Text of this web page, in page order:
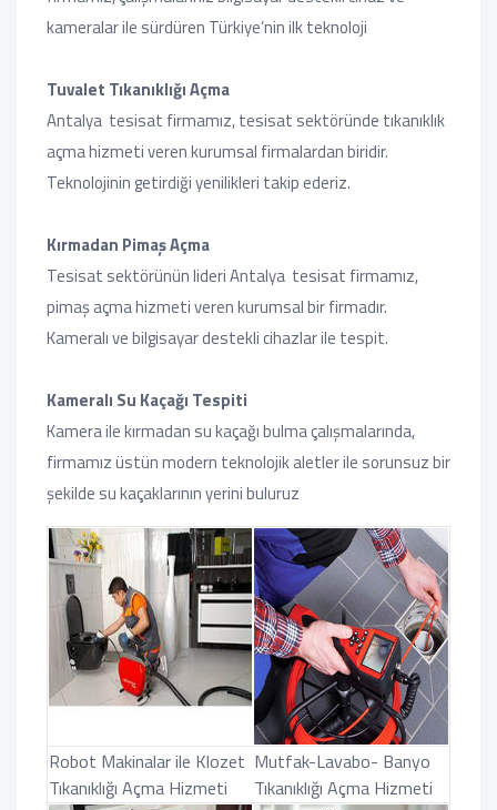
kameralar ile sürdüren Türkiye’nin ilk teknoloji
Tuvalet Tıkanıklığı Açma
Antalya tesisat firmamız, tesisat sektöründe tıkanıklık
açma hizmeti veren kurumsal firmalardan biridir.
Teknolojinin getirdiği yenilikleri takip ederiz.
Kırmadan Pimaş Açma
Tesisat sektörünün lideri Antalya tesisat firmamız,
pimaş açma hizmeti veren kurumsal bir firmadır.
Kameralı ve bilgisayar destekli cihazlar ile tespit.
Kameralı Su Kaçağı Tespiti
Kamera ile kırmadan su kaçağı bulma çalışmalarında,
firmamız üstün modern teknolojik aletler ile sorunsuz bir
şekilde su kaçaklarının yerini buluruz
Robot Makinalar ile Klozet
Tıkanıklığı Açma Hizmeti
Mutfak-Lavabo- Banyo
Tıkanıklığı Açma Hizmeti